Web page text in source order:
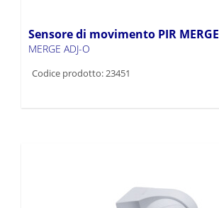
Sensore di movimento PIR MERGE
MERGE ADJ-O
Codice prodotto: 23451